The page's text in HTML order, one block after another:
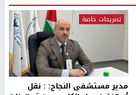
تصريحات خاصة
مدير مستشفى النجاح: : نقل